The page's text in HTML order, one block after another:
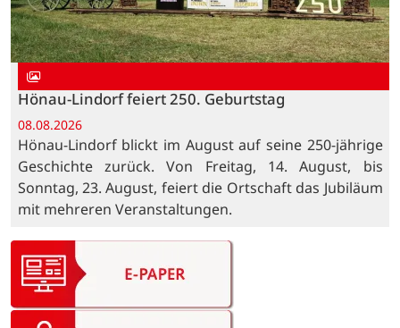
Hönau-Lindorf feiert 250. Geburtstag
08.08.2026
Hönau-Lindorf blickt im August auf seine 250-jährige
Geschichte zurück. Von Freitag, 14. August, bis
Sonntag, 23. August, feiert die Ortschaft das Jubiläum
mit mehreren Veranstaltungen.